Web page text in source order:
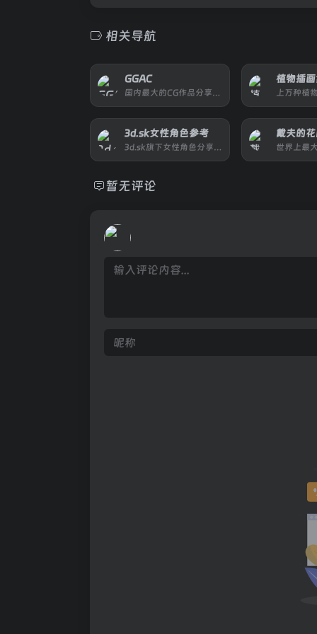
相关导航
GGAC
国内最大的CG作品分享平台
3d.sk女性角色参考
3d.sk旗下女性角色分享网站
暂无评论